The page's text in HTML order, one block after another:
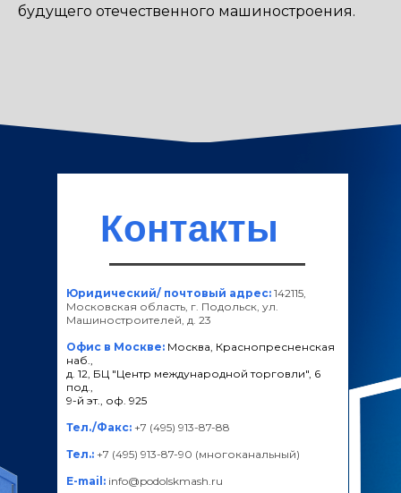
будущего отечественного машиностроения.
Контакты
Юридический/ почтовый адрес: 142115,
Московская область, г. Подольск, ул.
Машиностроителей, д. 23
Офис в Москве: Москва, Краснопресненская
наб.,
д. 12, БЦ "Центр международной торговли", 6
под.,
9-й эт., оф. 925
Тел./Факс: +7 (495) 913-87-88
Тел.: +7 (495) 913-87-90 (многоканальный)
E-mail: info@podolskmash.ru